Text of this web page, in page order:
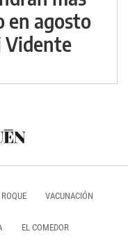
en agosto
Vidente
VACUNACIÓN
EL COMEDOR